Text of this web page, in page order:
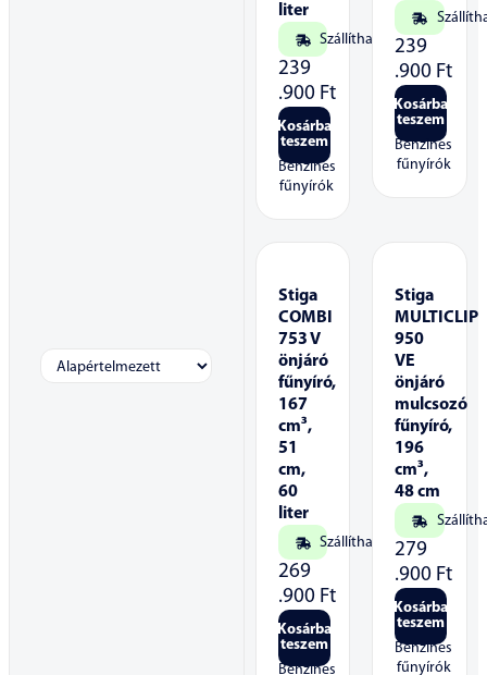
liter
Szállítható
239
.900 Ft
Kosárba
teszem
Benzines
fűnyírók
239
.900 Ft
Kosárba
teszem
Benzines
fűnyírók
Stiga
COMBI
753 V
önjáró
fűnyíró,
167
cm³,
51
cm,
60
liter
Szállítható
269
.900 Ft
Kosárba
teszem
Benzines
Stiga
MULTICLIP
950
VE
önjáró
mulcsozó
fűnyíró,
196
cm³,
48 cm
279
.900 Ft
Kosárba
teszem
Benzines
fűnyírók